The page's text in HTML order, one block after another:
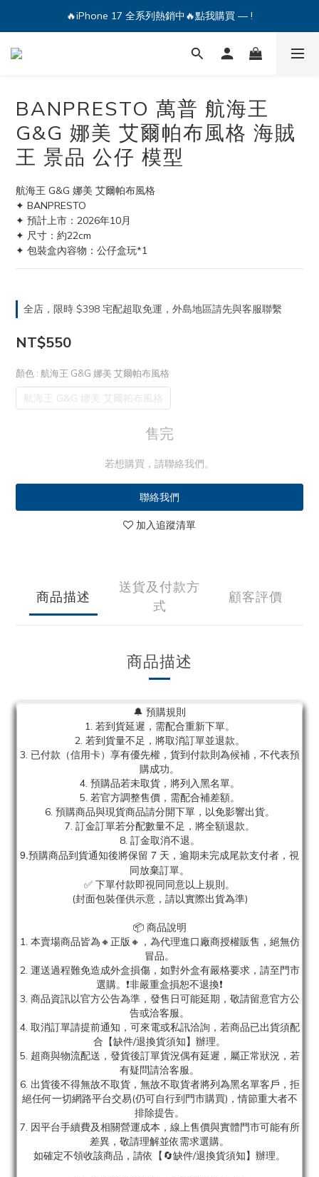
🔥iPhone 17 全系列熱銷中🔥點我購買 — !
🔥iPhone 17 全系列熱銷中🔥點我購買 — !
💕加入Q哥 Line 新好友領優惠券！🎫
BANPRESTO 萬普 航海王
G&G 娜美 艾爾帕布風格 海賊
王 景品 公仔 模型
航海王 G&G 娜美 艾爾帕布風格
✦ BANPRESTO
✦ 預計上市：2026年10月
✦ 尺寸：約22cm
✦ 包裝盒內容物：公仔盒玩*1
全店，限時 $398 宅配超取免運，外島地區請先與客服聯繫
NT$550
顏色 : 航海王 G&G 娜美 艾爾帕布風格
航海王 G&G 娜美 艾爾帕布風格
售完
若想購買，請聯絡我們。
聯絡我們
加入追蹤清單
商品描述
送貨及付款方
式
顧客評價
商品描述
🔔 預購規則
1. 若到貨延遲，需配合重新下單。
2. 若到貨量不足，將取消訂單並退款。
3. 已付款（信用卡）享有優先權，貨到付款則為候補，不代表預
購成功。
4. 預購品若未取貨，將列入黑名單。
5. 若官方調整售價，需配合補差額。
6. 預購商品與現貨商品請分開下單，以免影響出貨。
7. 訂金訂單若分配數量不足，將全額退款。
8. 訂金取消不退。
9.預購商品到貨通知後將保留 7 天，逾期未完成尾款支付者，視
同放棄訂單。
✅ 下單付款即視同同意以上規則。
(封面包裝僅供示意，請以實際出貨為準)
📦 商品說明
1. 本賣場商品皆為🔸正版🔸，為代理進口廠商授權販售，絕無仿
冒品。
2. 運送過程難免造成外盒損傷，如對外盒有嚴格要求，請至門市
選購。❗非嚴重盒損恕不退換❗
3. 商品資訊以官方公告為準，發售日可能延期，敬請留意官方公
告或洽客服。
4. 取消訂單請提前通知，可來電或私訊洽詢，若商品已出貨須配
合【缺件/退換貨須知】辦理。
5. 超商與物流配送，發貨後訂單貨況偶有延遲，屬正常狀況，若
有疑問請洽客服。
6. 出貨後不得無故不取貨，無故不取貨者將列為黑名單客戶，拒
絕任何一切網路平台交易(仍可自行到門市購買)，情節重大者不
排除提告。
7. 因平台手續費及相關營運成本，線上售價與實體門市可能有所
差異，敬請理解並依需求選購。
如確定不領收該商品，請依【🔄缺件/退換貨須知】辦理。